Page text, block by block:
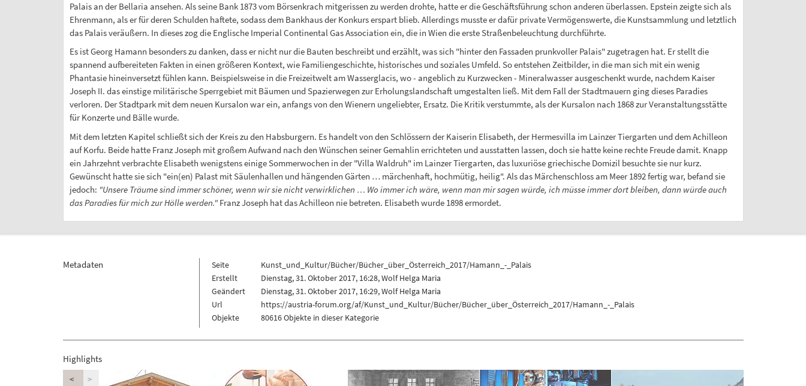
Palais an der Bellaria ansehen. Als seine Bank 1873 vom Börsenkrach mitgerissen zu werden drohte, hatte er die Geschäftsführung schon anderen überlassen. Epstein zeigte sich als
Ehrenmann, als er für deren Schulden haftete, sodass dem Bankhaus der Konkurs erspart blieb. Allerdings musste er dafür private Vermögenswerte, die Kunstsammlung und letztlich
das Palais veräußern. In dieses zog die Englische Imperial Continental Gas Association ein, die in Wien die erste Straßenbeleuchtung durchführte.
Es ist Georg Hamann besonders zu danken, dass er nicht nur die Bauten beschreibt und erzählt, was sich "hinter den Fassaden prunkvoller Palais" zugetragen hat. Er stellt die
spannend aufbereiteten Fakten in einen größeren Kontext, wie Familiengeschichte, historisches und soziales Umfeld. So entstehen Zeitbilder, in die man sich mit ein wenig
Phantasie hineinversetzt fühlen kann. Beispielsweise in die Freizeitwelt am Wasserglacis, wo - angeblich zu Kurzwecken - Mineralwasser ausgeschenkt wurde, nachdem Kaiser
Joseph II. das einstige militärische Sperrgebiet mit Bäumen und Spazierwegen zur Erholungslandschaft umgestalten ließ. Mit dem Fall der Stadtmauern ging dieses Paradies
verloren. Der Stadtpark mit dem neuen Kursalon war ein, anfangs von den Wienern ungeliebter, Ersatz. Die Kritik verstummte, als der Kursalon nach 1868 zur Veranstaltungsstätte
für Konzerte und Bälle wurde.
Mit dem letzten Kapitel schließt sich der Kreis zu den Habsburgern. Es handelt von den Schlössern der Kaiserin Elisabeth, der Hermesvilla im Lainzer Tiergarten und dem Achilleon
auf Korfu. Beide hatte Franz Joseph mit großem Aufwand nach den Wünschen seiner Gemahlin errichteten und ausstatten lassen, doch sie hatte keine rechte Freude damit. Knapp
ein Jahrzehnt verbrachte Elisabeth wenigstens einige Sommerwochen in der "Villa Waldruh" im Lainzer Tiergarten, das luxuriöse griechische Domizil besuchte sie nur kurz.
Gewünscht hatte sie sich "ein(en) Palast mit Säulenhallen und hängenden Gärten … märchenhaft, hochmütig, heilig". Als das Märchenschloss am Meer 1892 fertig war, befand sie
jedoch: "Unsere Träume sind immer schöner, wenn wir sie nicht verwirklichen … Wo immer ich wäre, wenn man mir sagen würde, ich müsse immer dort bleiben, dann würde auch
das Paradies für mich zur Hölle werden." Franz Joseph hat das Achilleon nie betreten. Elisabeth wurde 1898 ermordet.
Metadaten Seite
Kunst_und_Kultur/Bücher/Bücher_über_Österreich_2017/Hamann_-_Palais
Erstellt
Dienstag, 31. Oktober 2017, 16:28,Wolf Helga Maria
Geändert
Dienstag, 31. Oktober 2017, 16:29,Wolf Helga Maria
Url
https://austria-forum.org/af/Kunst_und_Kultur/Bücher/Bücher_über_Österreich_2017/Hamann_-_Palais
Objekte
80616 Objekte in dieser Kategorie
Highlights
< >